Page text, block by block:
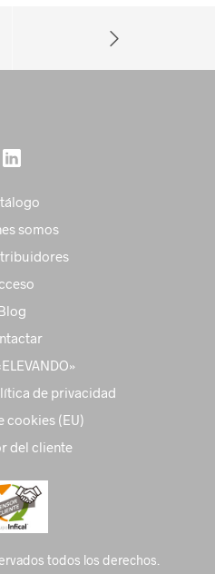
somos
de privacidad
cookies (EU)
del cliente
todos los derechos.